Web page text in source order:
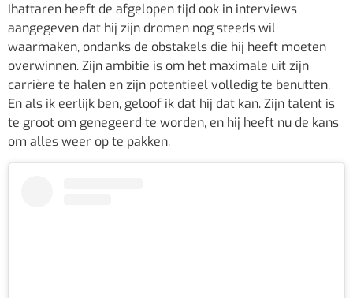
Ihattaren heeft de afgelopen tijd ook in interviews
aangegeven dat hij zijn dromen nog steeds wil
waarmaken, ondanks de obstakels die hij heeft moeten
overwinnen. Zijn ambitie is om het maximale uit zijn
carrière te halen en zijn potentieel volledig te benutten.
En als ik eerlijk ben, geloof ik dat hij dat kan. Zijn talent is
te groot om genegeerd te worden, en hij heeft nu de kans
om alles weer op te pakken.